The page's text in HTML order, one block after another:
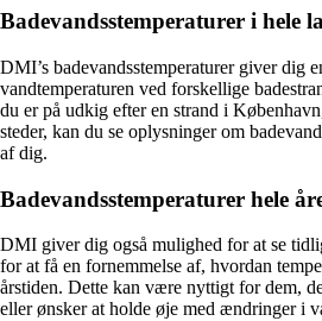
Badevandsstemperaturer i hele
DMI’s badevandsstemperaturer giver dig
vandtemperaturen ved forskellige
du er på udkig efter en strand i
steder, kan du se oplysninger om
af dig.
Badevandsstemperaturer hele
DMI giver dig også mulighed for at se
for at få en fornemmelse af, hvordan
årstiden. Dette kan være nyttigt for dem,
eller ønsker at holde øje med ændringer i